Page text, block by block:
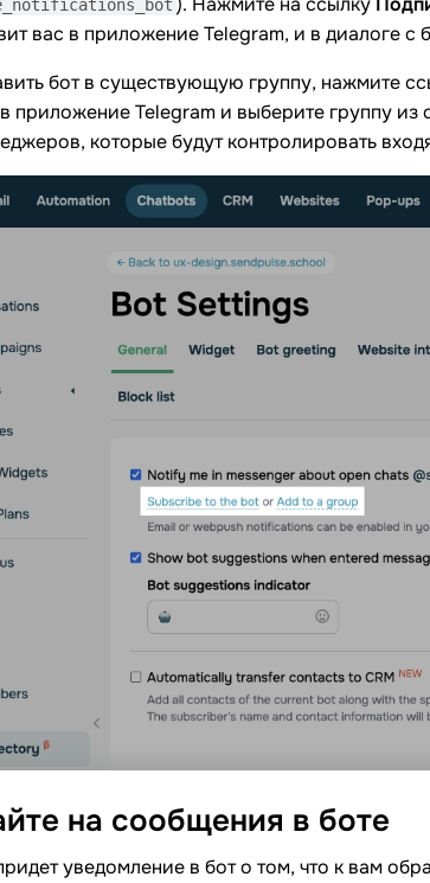
вас в приложение Telegram, и в диалоге с
бот в существующую группу, нажмите
приложение Telegram и выберите группу
которые будут контролировать
на сообщения в боте
уведомление в бот о том, что к вам